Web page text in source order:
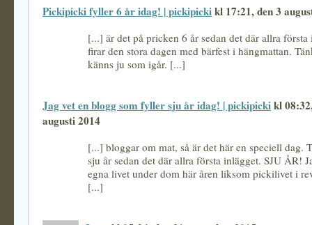
Pickipicki fyller 6 år idag! | pickipickikl 17:21, den 3
[...] är det på pricken 6 år sedan det där allra
firar den stora dagen med bärfest i hängmattan.
känns ju som igår. [...]
Jag vet en blogg som fyller sju år idag! | pickipickikl
augusti 2014
[...] bloggar om mat, så är det här en speciell dag.
sju år sedan det där allra första inlägget. SJU ÅR!
egna livet under dom här åren liksom pickilivet i
[...]